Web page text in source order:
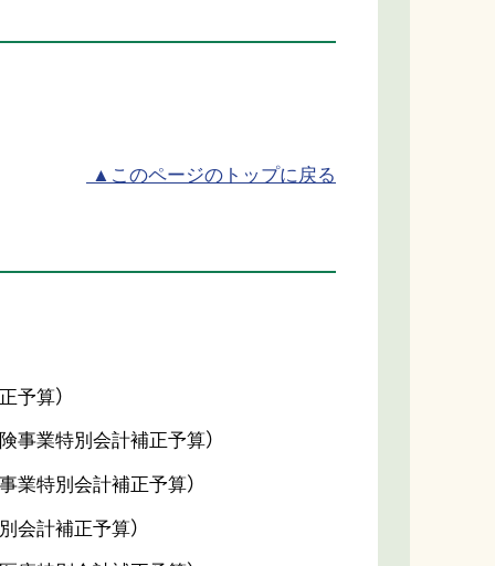
▲このページのトップに戻る
予算）
事業特別会計補正予算）
業特別会計補正予算）
会計補正予算）